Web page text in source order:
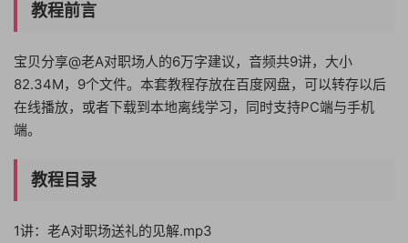
教程前言
宝贝分享@老A对职场人的6万字建议，音频共9讲，大小
82.34M，9个文件。本套教程存放在百度网盘，可以转存以后
在线播放，或者下载到本地离线学习，同时支持PC端与手机
端。
教程目录
1讲：老A对职场送礼的见解.mp3